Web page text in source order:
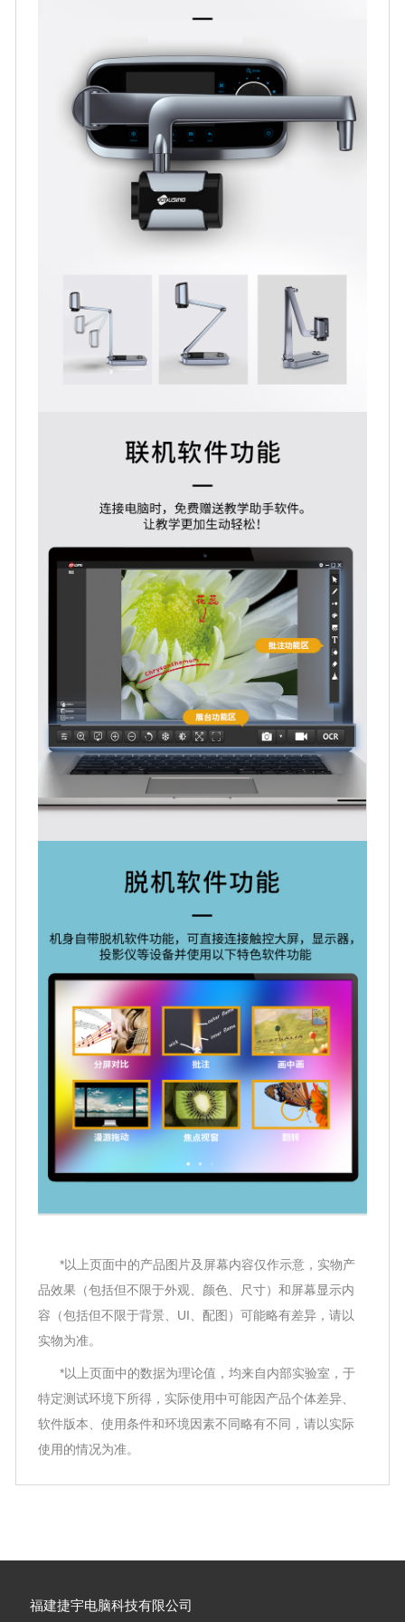
*以上页面中的产品图片及屏幕内容仅作示意，实物产
品效果（包括但不限于外观、颜色、尺寸）和屏幕显示内
容（包括但不限于背景、UI、配图）可能略有差异，请以
实物为准。
*以上页面中的数据为理论值，均来自内部实验室，于
特定测试环境下所得，实际使用中可能因产品个体差异、
软件版本、使用条件和环境因素不同略有不同，请以实际
使用的情况为准。
福建捷宇电脑科技有限公司